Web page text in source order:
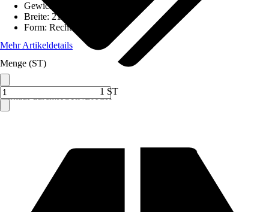
Verkauf durch:HORNBACH
Gewicht
Breite: 215 cm
Form: Rechteckdach
Mehr Artikeldetails
Menge (ST)
1 ST